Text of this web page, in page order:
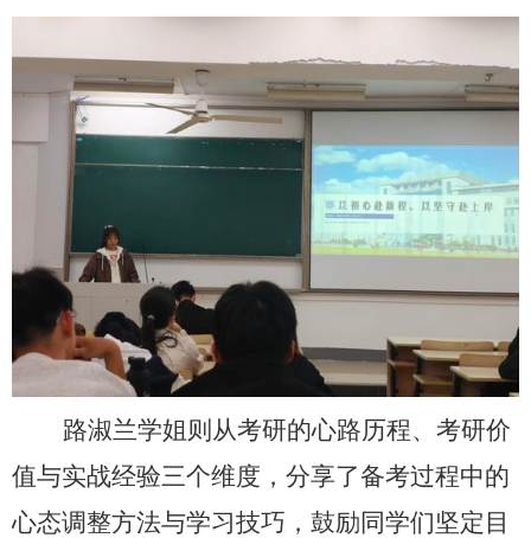
路淑兰学姐则从考研的心路历程、考研价
值与实战经验三个维度，分享了备考过程中的
心态调整方法与学习技巧，鼓励同学们坚定目